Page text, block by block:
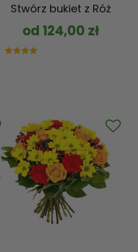
Stwórz bukiet z Róż
od 124,00 zł